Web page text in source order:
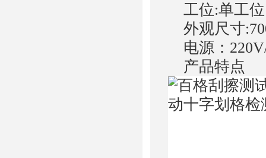
工位:单工位
外观尺寸
电源：
产品特点